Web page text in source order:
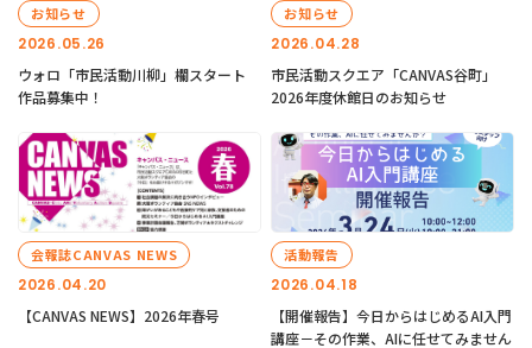
2026.05.26
お知らせ
ウォロ「市民活動川柳」欄スタート
作品募集中！
2026.04.28
お知らせ
市民活動スクエア「CANVAS谷町」
2026年度休館日のお知らせ
2026.04.20
会報誌CANVAS NEWS
【CANVAS NEWS】2026年春号
2026.04.18
活動報告
【開催報告】今日からはじめるAI入門
講座－その作業、AIに任せてみません